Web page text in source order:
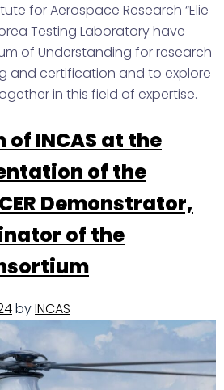
for Aerospace Research “Elie
Testing Laboratory have
of Understanding for research
and certification and to explore
in this field of expertise.
INCAS at the
of the
Demonstrator,
of the
byINCAS